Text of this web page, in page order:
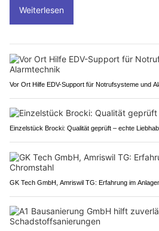
Weiterlesen
Vor Ort Hilfe EDV-Support für Notrufsysteme und
Einzelstück Brocki: Qualität geprüft – echte
GK Tech GmbH, Amriswil TG: Erfahrung im